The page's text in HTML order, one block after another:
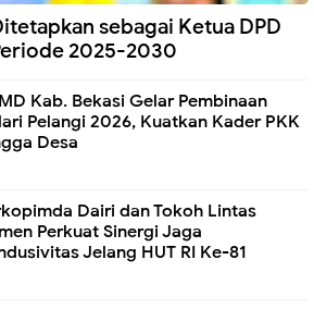
sebagai Ketua DPD
2025-2030
Kab. Bekasi Gelar Pembinaan
Pelangi 2026, Kuatkan Kader PKK
Desa
Dairi dan Tokoh Lintas
Perkuat Sinergi Jaga
Jelang HUT RI Ke-81